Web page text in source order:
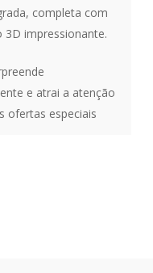
completa com
impressionante.
e atrai a atenção
ofertas especiais